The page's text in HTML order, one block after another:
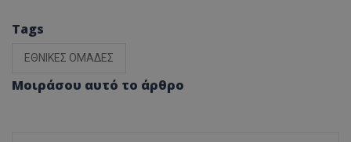
Tags
ΕΘΝΙΚΕΣ ΟΜΑΔΕΣ
Μοιράσου αυτό το άρθρο